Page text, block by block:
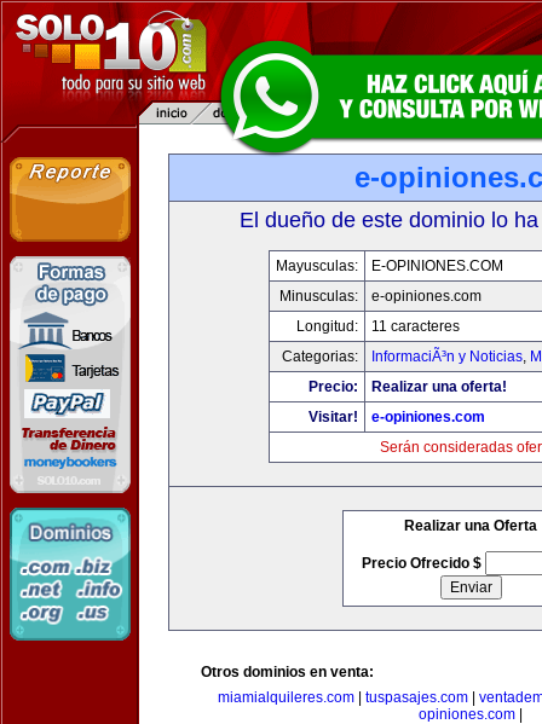
e-
El dueño de este dominio lo
Mayusculas:
E-OPINIONES.COM
Minusculas:
e-opiniones.com
Longitud:
11 caracteres
Categorias:
InformaciÃ³n y Noticias,
Precio:
Realizar una oferta!
Visitar!
e-opiniones.com
Serán consideradas
Realizar una Oferta
Precio Ofrecido $
Otros dominios en venta:
miamialquileres.com
tuspasajes.com
opiniones.com